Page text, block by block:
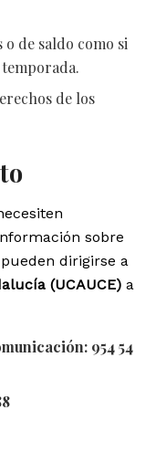
de saldo como si
de los
sobre
dirigirse a
(UCAUCE) a
954 54